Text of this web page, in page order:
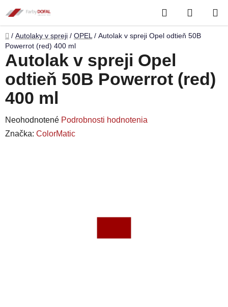
na
obsah
Hľadať
KOŠÍK
Domov
/ Autolaky v spreji / OPEL / Autolak v spreji Opel odtieň 50B
Powerrot (red) 400 ml
Autolak v spreji Opel
odtieň 50B Powerrot (red)
400 ml
Priemerné
hodnotenie
Neohodnotené Podrobnosti hodnotenia
Značka: ColorMatic